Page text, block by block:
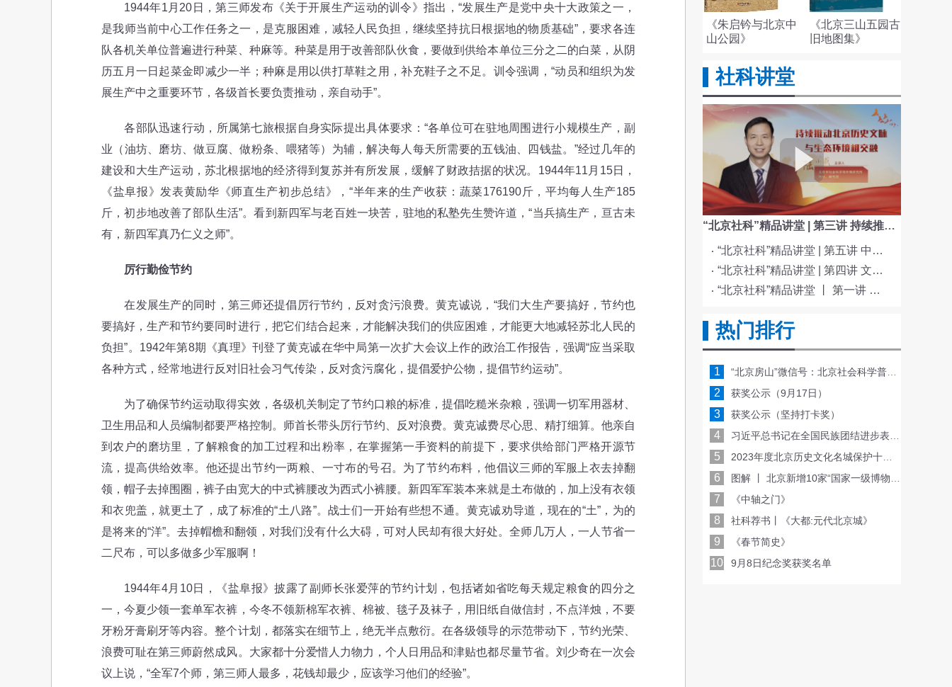
1944年1月20日，第三师发布《关于开展生产运动的训令》指出，“发展生产是党中央十大政策之一，
是我师当前中心工作任务之一，是克服困难，减轻人民负担，继续坚持抗日根据地的物质基础”，要求各连
队各机关单位普遍进行种菜、种麻等。种菜是用于改善部队伙食，要做到供给本单位三分之二的白菜，从阴
历五月一日起菜金即减少一半；种麻是用以供打草鞋之用，补充鞋子之不足。训令强调，“动员和组织为发
展生产中之重要环节，各级首长要负责推动，亲自动手”。
各部队迅速行动，所属第七旅根据自身实际提出具体要求：“各单位可在驻地周围进行小规模生产，副
业（油坊、磨坊、做豆腐、做粉条、喂猪等）为辅，解决每人每天所需要的五钱油、四钱盐。”经过几年的
建设和大生产运动，苏北根据地的经济得到复苏并有所发展，缓解了财政拮据的状况。1944年11月15日，
《盐阜报》发表黄励华《师直生产初步总结》，“半年来的生产收获：蔬菜176190斤，平均每人生产185
斤，初步地改善了部队生活”。看到新四军与老百姓一块苦，驻地的私塾先生赞许道，“当兵搞生产，亘古未
有，新四军真乃仁义之师”。
厉行勤俭节约
在发展生产的同时，第三师还提倡厉行节约，反对贪污浪费。黄克诚说，“我们大生产要搞好，节约也
要搞好，生产和节约要同时进行，把它们结合起来，才能解决我们的供应困难，才能更大地减轻苏北人民的
负担”。1942年第8期《真理》刊登了黄克诚在华中局第一次扩大会议上作的政治工作报告，强调“应当采取
各种方式，经常地进行反对旧社会习气传染，反对贪污腐化，提倡爱护公物，提倡节约运动”。
为了确保节约运动取得实效，各级机关制定了节约口粮的标准，提倡吃糙米杂粮，强调一切军用器材、
卫生用品和人员编制都要严格控制。师首长带头厉行节约、反对浪费。黄克诚费尽心思、精打细算。他亲自
到农户的磨坊里，了解粮食的加工过程和出粉率，在掌握第一手资料的前提下，要求供给部门严格开源节
流，提高供给效率。他还提出节约一两粮、一寸布的号召。为了节约布料，他倡议三师的军服上衣去掉翻
领，帽子去掉围圈，裤子由宽大的中式裤腰改为西式小裤腰。新四军军装本来就是土布做的，加上没有衣领
和衣兜盖，就更土了，成了标准的“土八路”。战士们一开始有些想不通。黄克诚劝导道，现在的“土”，为的
是将来的“洋”。去掉帽檐和翻领，对我们没有什么大碍，可对人民却有很大好处。全师几万人，一人节省一
二尺布，可以多做多少军服啊！
1944年4月10日，《盐阜报》披露了副师长张爱萍的节约计划，包括诸如省吃每天规定粮食的四分之
一，今夏少领一套单军衣裤，今冬不领新棉军衣裤、棉被、毯子及袜子，用旧纸自做信封，不点洋烛，不要
牙粉牙膏刷牙等内容。整个计划，都落实在细节上，绝无半点敷衍。在各级领导的示范带动下，节约光荣、
浪费可耻在第三师蔚然成风。大家都十分爱惜人力物力，个人日用品和津贴也都尽量节省。刘少奇在一次会
议上说，“全军7个师，第三师人最多，花钱却最少，应该学习他们的经验”。
《朱启钤与北京中
山公园》
《北京三山五园古
旧地图集》
社科讲堂
“北京社科”精品讲堂 | 第三讲 持续推动北京历史文脉与生态环境相交融
“北京社科”精品讲堂 | 第五讲 中国电影与文化传统
“北京社科”精品讲堂 | 第四讲 文化与科技融合赋能新质生产力发展
“北京社科”精品讲堂 丨 第一讲 《红楼梦》的北京情缘
热门排行
1 “北京房山”微信号：北京社会科学普及周线上亮相，每天一场讲座或沙龙！
2 获奖公示（9月17日）
3 获奖公示（坚持打卡奖）
4 习近平总书记在全国民族团结进步表彰大会重要讲话金句
5 2023年度北京历史文化名城保护十大看点
6 图解 丨 北京新增10家“国家一级博物馆”，有哪些看点？
7 《中轴之门》
8 社科荐书丨《大都:元代北京城》
9 《春节简史》
10 9月8日纪念奖获奖名单